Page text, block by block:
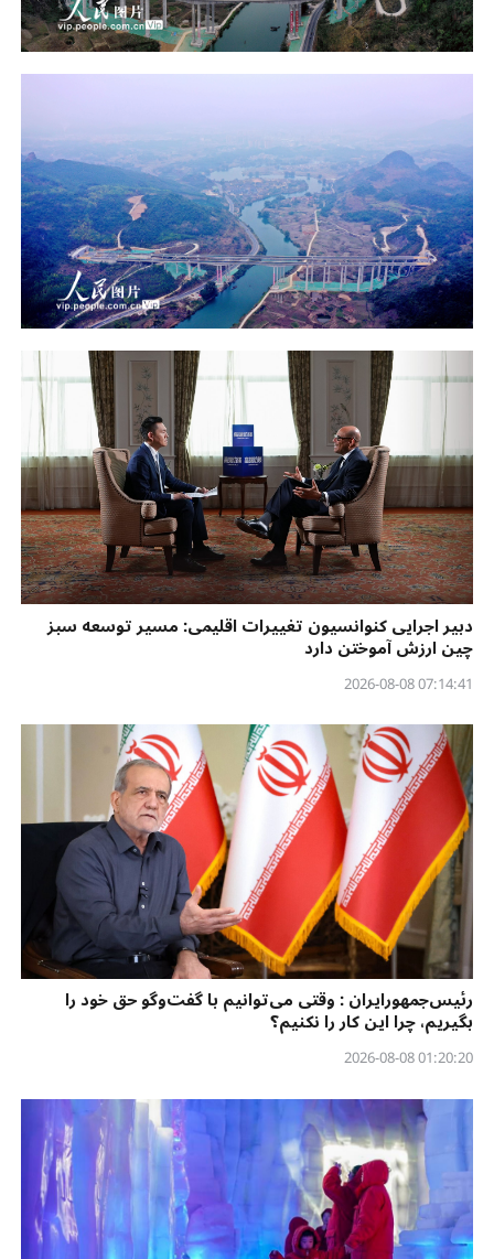
دبیر اجرایی کنوانسیون تغییرات اقلیمی: مسیر توسعه سبز
چین ارزش آموختن دارد
07:14:41 2026-08-08
رئیس‌جمهورایران : وقتی می‌توانیم با گفت‌وگو حق خود را
بگیریم، چرا این کار را نکنیم؟
01:20:20 2026-08-08